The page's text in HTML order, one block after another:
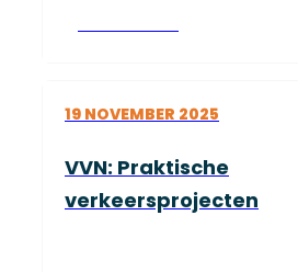
19 NOVEMBER 2025
VVN: Praktische
verkeersprojecten